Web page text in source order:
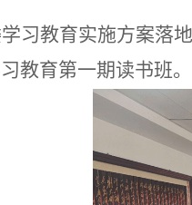
习教育实施方案落地
教育第一期读书班。